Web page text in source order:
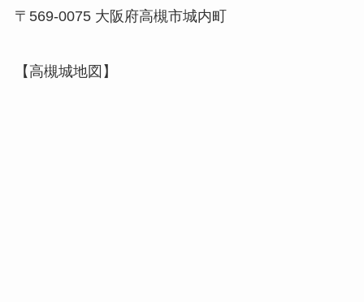
〒569-0075 大阪府高槻市城内町
【高槻城地図】